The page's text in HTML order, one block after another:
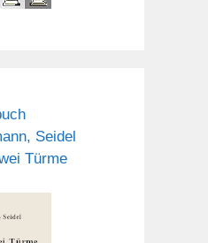
Seidel
Türme